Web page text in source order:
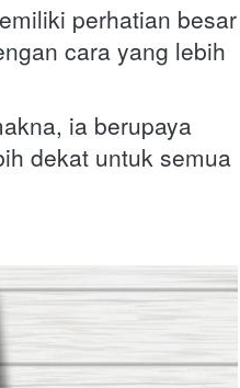
perhatian besar
cara yang lebih
ia berupaya
dekat untuk semua